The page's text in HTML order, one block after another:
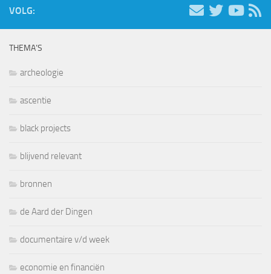
VOLG:
THEMA’S
archeologie
ascentie
black projects
blijvend relevant
bronnen
de Aard der Dingen
documentaire v/d week
economie en financiën